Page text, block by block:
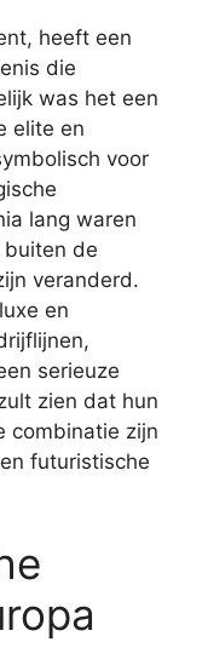
heeft een
die
was het een
elite en
voor
lang waren
buiten de
veranderd.
en
serieuze
zien dat hun
combinatie zijn
futuristische